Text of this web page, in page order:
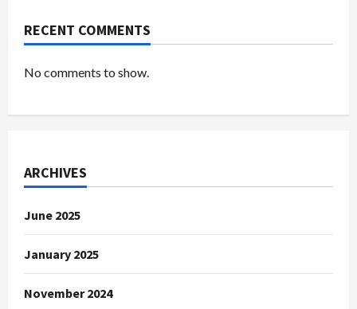
RECENT COMMENTS
No comments to show.
ARCHIVES
June 2025
January 2025
November 2024